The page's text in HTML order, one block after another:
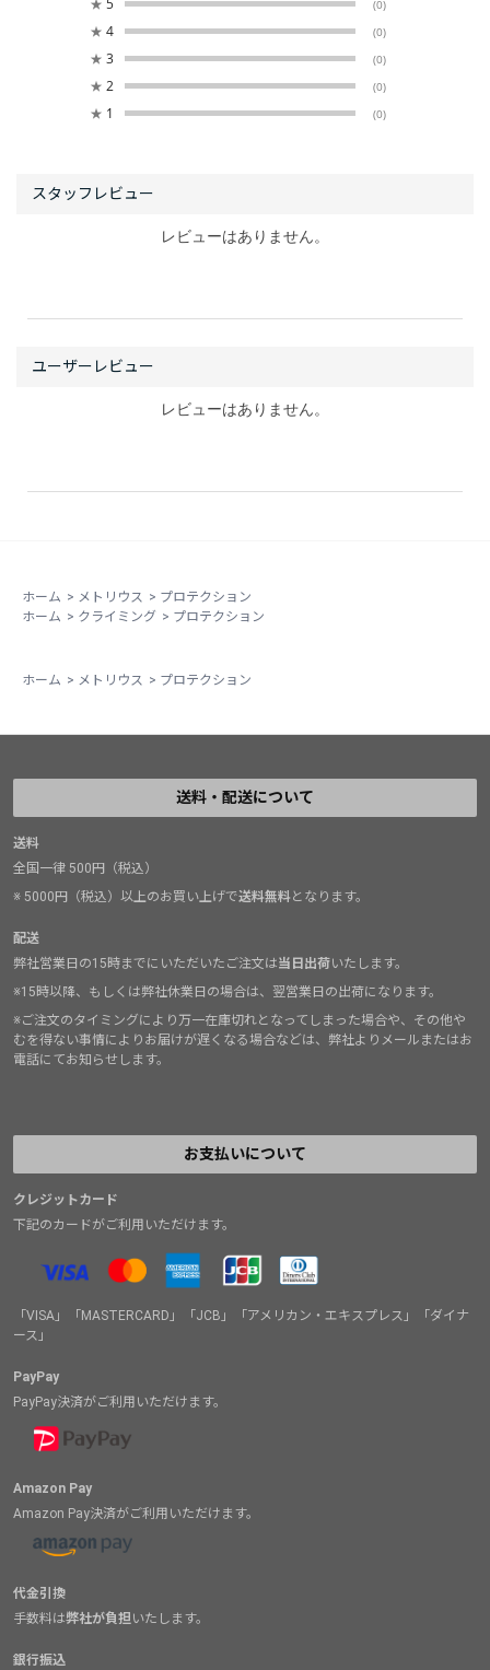
(0)
★ 4 (0)
★ 3 (0)
★ 2 (0)
★ 1 (0)
レビューはありません。
レビューはありません。
ホーム > メトリウス > プロテクション
ホーム > クライミング > プロテクション
ホーム > メトリウス > プロテクション
送料・配送について
送料
全国一律 500円（税込）
※ 5000円（税込）以上のお買い上げで送料無料となります。
配送
弊社営業日の15時までにいただいたご注文は当日出荷いたします。
※15時以降、もしくは弊社休業日の場合は、翌営業日の出荷になります。
※ご注文のタイミングにより万一在庫切れとなってしまった場合や、その他や
むを得ない事情によりお届けが遅くなる場合などは、弊社よりメールまたはお
電話にてお知らせします。
お支払いについて
クレジットカード
下記のカードがご利用いただけます。
「VISA」「MASTERCARD」「JCB」「アメリカン・エキスプレス」「ダイナ
ース」
PayPay
PayPay決済がご利用いただけます。
Amazon Pay
Amazon Pay決済がご利用いただけます。
代金引換
手数料は弊社が負担いたします。
銀行振込